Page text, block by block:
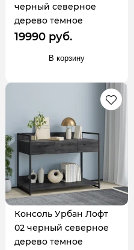
черный северное
дерево темное
19990 руб.
В корзину
Консоль Урбан Лофт
02 черный северное
дерево темное